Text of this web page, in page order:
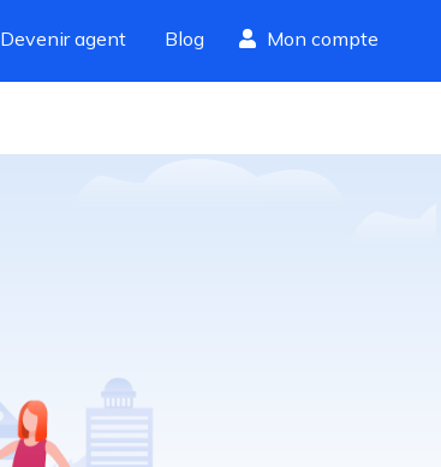
Devenir agent Blog Mon compte